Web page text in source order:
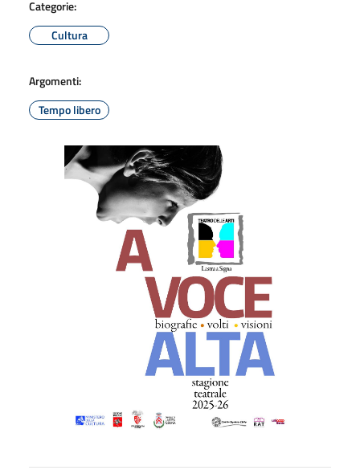
Categorie:
Cultura
Argomenti:
Tempo libero